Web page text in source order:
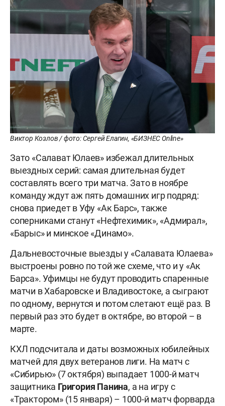
Виктор Козлов / фото: Сергей Елагин, «БИЗНЕС Online»
Зато «Салават Юлаев» избежал длительных
выездных серий: самая длительная будет
составлять всего три матча. Зато в ноябре
команду ждут аж пять домашних игр подряд:
снова приедет в Уфу «Ак Барс», также
соперниками станут «Нефтехимик», «Адмирал»,
«Барыс» и минское «Динамо».
Дальневосточные выезды у «Салавата Юлаева»
выстроены ровно по той же схеме, что и у «Ак
Барса». Уфимцы не будут проводить спаренные
матчи в Хабаровске и Владивостоке, а сыграют
по одному, вернутся и потом слетают ещё раз. В
первый раз это будет в октябре, во второй – в
марте.
КХЛ подсчитала и даты возможных юбилейных
матчей для двух ветеранов лиги. На матч с
«Сибирью» (7 октября) выпадает 1000-й матч
защитника Григория Панина, а на игру с
«Трактором» (15 января) – 1000-й матч форварда